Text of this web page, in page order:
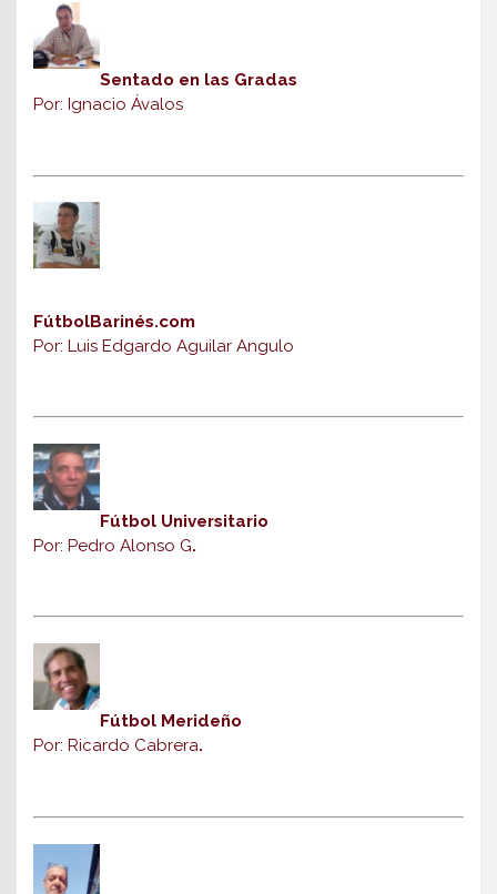
Sentado en las Gradas
Por: Ignacio Ávalos
FútbolBarinés.com
Por: Luis Edgardo Aguilar Angulo
Fútbol Universitario
Por: Pedro Alonso G.
Fútbol Merideño
Por: Ricardo Cabrera.